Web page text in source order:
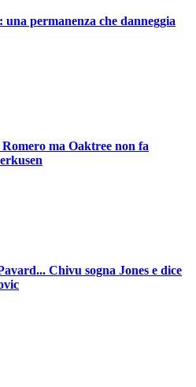
permanenza che danneggia
ma Oaktree non fa
Chivu sogna Jones e dice